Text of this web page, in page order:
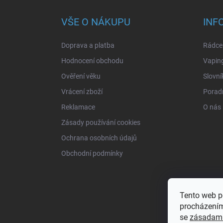
Tento web
se
VŠE O NÁKUPU
Doprava a platba
Hodnocení obchodu
Ověření věku
Vrácení zboží
Reklamace
Zásady používání cookies
Ochrana osobních údajů
Obchodní podmínky
O nás